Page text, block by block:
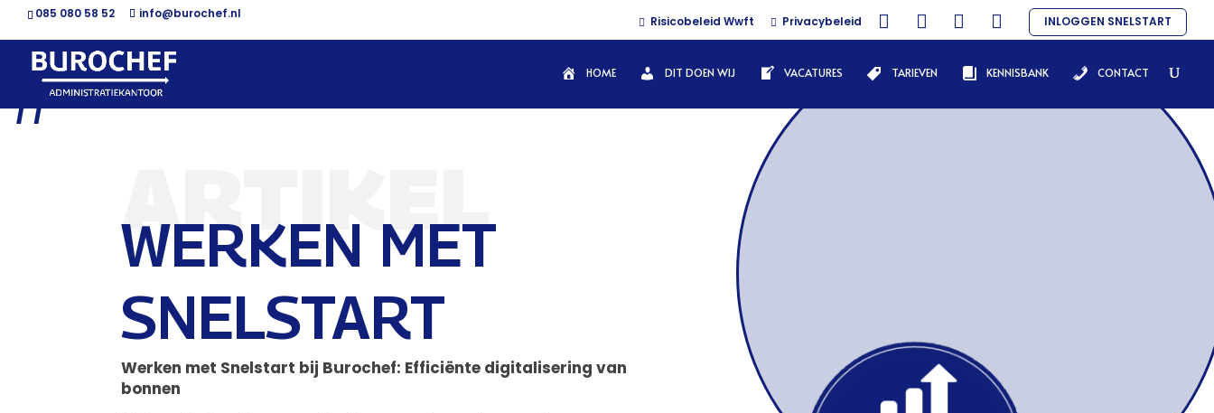
085 080 58 52 info@burochef.nl
Risicobeleid Wwft Privacybeleid INLOGGEN SNELSTART
HOME DIT DOEN WIJ VACATURES TARIEVEN KENNISBANK CONTACT
#
ARTIKEL
WERKEN MET
SNELSTART
Werken met Snelstart bij Burochef: Efficiënte digitalisering van
bonnen